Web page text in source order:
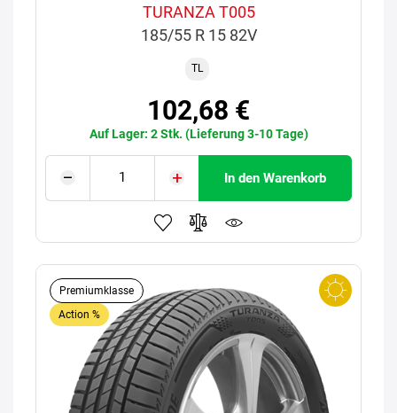
TURANZA T005
185/55 R 15 82V
TL
102,68 €
Auf Lager: 2 Stk. (Lieferung 3-10 Tage)
In den Warenkorb
Premiumklasse
Action %